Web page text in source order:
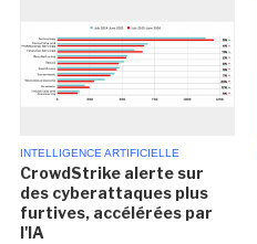
INTELLIGENCE ARTIFICIELLE
CrowdStrike alerte sur
des cyberattaques plus
furtives, accélérées par
l'IA